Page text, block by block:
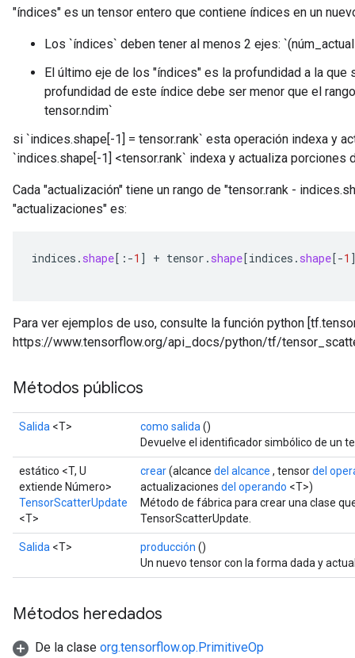
"índices" es un tensor entero que contiene índices en un
Los `índices` deben tener al menos 2 ejes:
El último eje de los "índices" es la profundidad a la que
profundidad de este índice debe ser menor que el
tensor.ndim`
si `indices.shape[-1] = tensor.rank` esta operación indexa y
`indices.shape[-1] <tensor.rank` indexa y actualiza porciones
Cada "actualización" tiene un rango de "tensor.rank -
"actualizaciones" es:
indices . shape[ : -1 ] + tensor . shape[indices . shape[-1
Para ver ejemplos de uso, consulte la función python
https://www.tensorflow.org/api_docs/python/tf/
Métodos públicos
Salida <T> como salida ()
Devuelve el identificador simbólico de un
estático <T, U
extiende Número>
TensorScatterUpdate
<T>
crear(alcance del alcance , tensordel
actualizaciones del operando <T>)
Método de fábrica para crear una clase
TensorScatterUpdate.
Salida <T> producción ()
Un nuevo tensor con la forma dada y
Métodos heredados
De la clase org.tensorflow.op.PrimitiveOp